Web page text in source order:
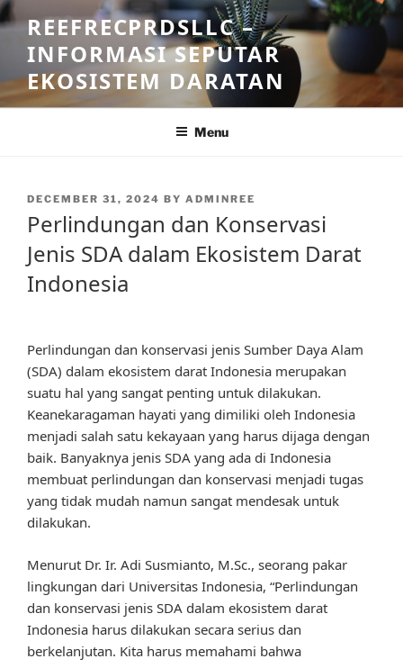
Skip
to
content
REEFRECPRDSLLC –
INFORMASI SEPUTAR
EKOSISTEM DARATAN
Menu
POSTED
DECEMBER 31, 2024 BY ADMINREE
Perlindungan dan Konservasi
Jenis SDA dalam Ekosistem Darat
Indonesia
Perlindungan dan konservasi jenis Sumber Daya Alam
(SDA) dalam ekosistem darat Indonesia merupakan
suatu hal yang sangat penting untuk dilakukan.
Keanekaragaman hayati yang dimiliki oleh Indonesia
menjadi salah satu kekayaan yang harus dijaga dengan
baik. Banyaknya jenis SDA yang ada di Indonesia
membuat perlindungan dan konservasi menjadi tugas
yang tidak mudah namun sangat mendesak untuk
dilakukan.
Menurut Dr. Ir. Adi Susmianto, M.Sc., seorang pakar
lingkungan dari Universitas Indonesia, “Perlindungan
dan konservasi jenis SDA dalam ekosistem darat
Indonesia harus dilakukan secara serius dan
berkelanjutan. Kita harus memahami bahwa